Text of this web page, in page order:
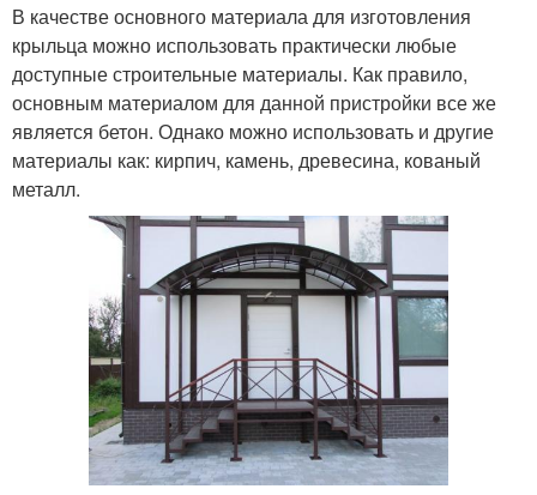
В качестве основного материала для изготовления
крыльца можно использовать практически любые
доступные строительные материалы. Как правило,
основным материалом для данной пристройки все же
является бетон. Однако можно использовать и другие
материалы как: кирпич, камень, древесина, кованый
металл.